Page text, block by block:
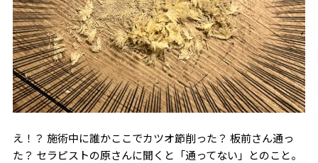
え！？ 施術中に誰かここでカツオ節削った？ 板前さん通っ
た？ セラピストの原さんに聞くと「通ってない」とのこと。